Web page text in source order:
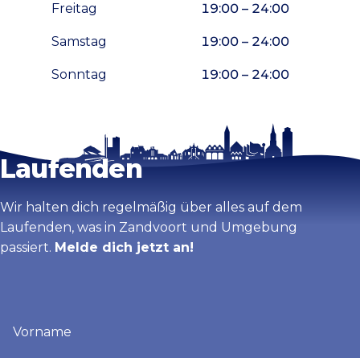
Freitag 19:00 – 24:00
Samstag 19:00 – 24:00
Sonntag 19:00 – 24:00
Karte vergrößern
Bleib auf dem
Laufenden
Wir halten dich regelmäßig über alles auf dem
Laufenden, was in Zandvoort und Umgebung
passiert. Melde dich jetzt an!
(erforderlich)